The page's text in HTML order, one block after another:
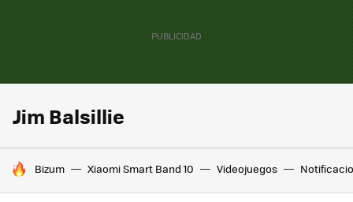
Jim Balsillie
HOY SE HABLA DE
Bizum Xiaomi Smart Band 10 Videojuegos